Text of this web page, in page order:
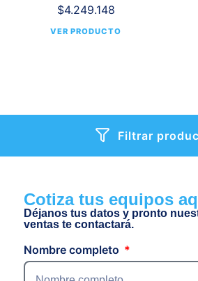
$4.249.148
VER PRODUCTO
Filtrar
Cotiza tus equipos
Déjanos tus datos y pronto
ventas te contactará.
Nombre completo